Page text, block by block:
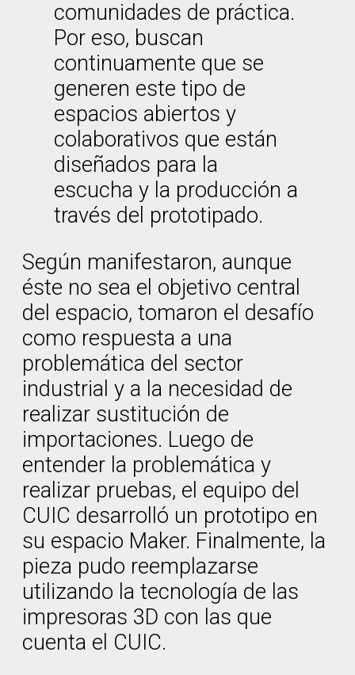
comunidades de práctica.
Por eso, buscan
continuamente que se
generen este tipo de
espacios abiertos y
colaborativos que están
diseñados para la
escucha y la producción a
través del prototipado.
Según manifestaron, aunque
éste no sea el objetivo central
del espacio, tomaron el desafío
como respuesta a una
problemática del sector
industrial y a la necesidad de
realizar sustitución de
importaciones. Luego de
entender la problemática y
realizar pruebas, el equipo del
CUIC desarrolló un prototipo en
su espacio Maker. Finalmente, la
pieza pudo reemplazarse
utilizando la tecnología de las
impresoras 3D con las que
cuenta el CUIC.